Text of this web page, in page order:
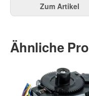
Zum Artikel
Ähnliche